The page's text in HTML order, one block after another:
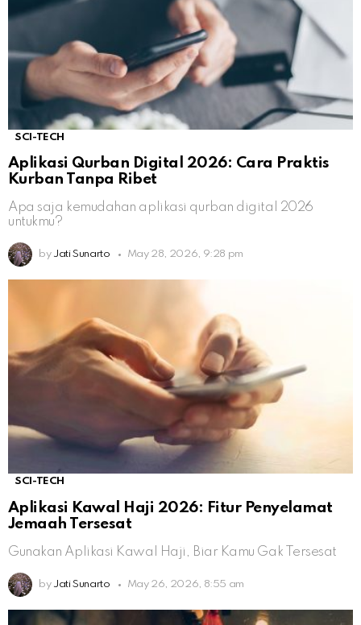
SCI-TECH
Aplikasi Qurban Digital 2026: Cara Praktis
Kurban Tanpa Ribet
Apa saja kemudahan aplikasi qurban digital 2026
untukmu?
by Jati Sunarto May 28, 2026, 9:28 pm
SCI-TECH
Aplikasi Kawal Haji 2026: Fitur Penyelamat
Jemaah Tersesat
Gunakan Aplikasi Kawal Haji, Biar Kamu Gak Tersesat
by Jati Sunarto May 26, 2026, 8:55 am